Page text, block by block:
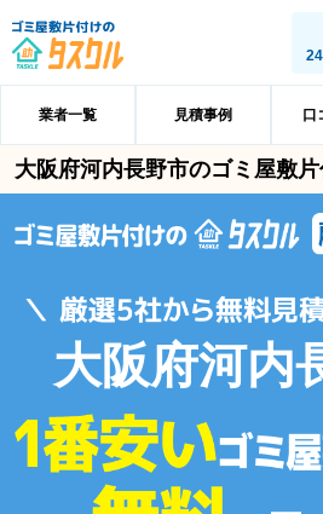
業者一覧 見積事例 口
大阪府河内長野市のゴミ屋敷
大阪府河内